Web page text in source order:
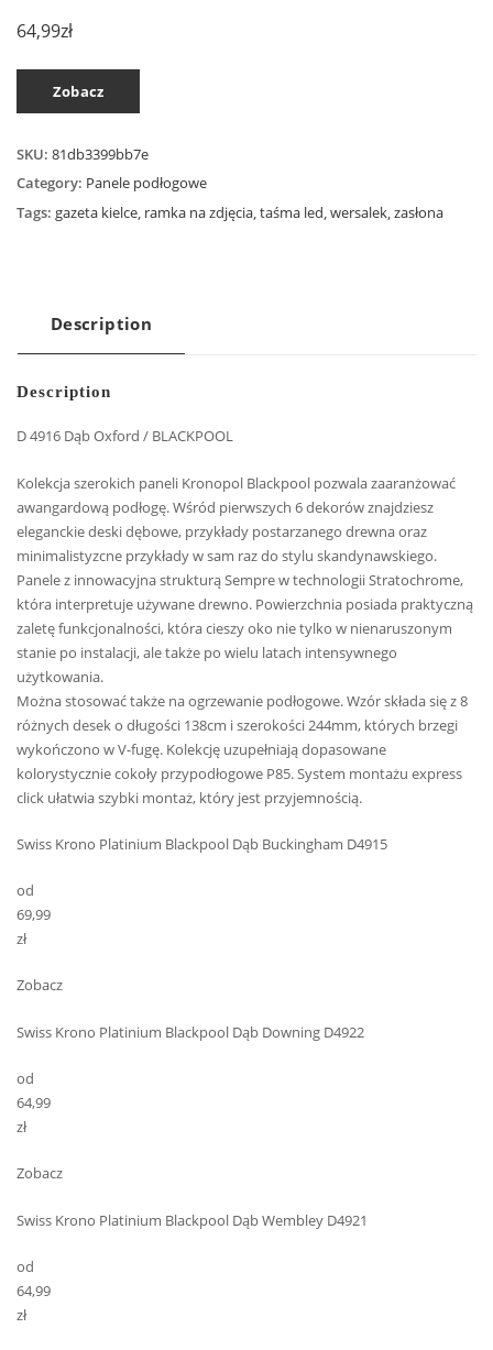
64,99zł
Zobacz
SKU: 81db3399bb7e
Category: Panele podłogowe
Tags: gazeta kielce ramka na zdjęcia taśma led wersalek zasłona
Description
Description
D 4916 Dąb Oxford / BLACKPOOL
Kolekcja szerokich paneli Kronopol Blackpool pozwala zaaranżować
awangardową podłogę. Wśród pierwszych 6 dekorów znajdziesz
eleganckie deski dębowe, przykłady postarzanego drewna oraz
minimalistyzcne przykłady w sam raz do stylu skandynawskiego.
Panele z innowacyjna strukturą Sempre w technologii Stratochrome,
która interpretuje używane drewno. Powierzchnia posiada praktyczną
zaletę funkcjonalności, która cieszy oko nie tylko w nienaruszonym
stanie po instalacji, ale także po wielu latach intensywnego
użytkowania.
Można stosować także na ogrzewanie podłogowe. Wzór składa się z 8
różnych desek o długości 138cm i szerokości 244mm, których brzegi
wykończono w V-fugę. Kolekcję uzupełniają dopasowane
kolorystycznie cokoły przypodłogowe P85. System montażu express
click ułatwia szybki montaż, który jest przyjemnością.
Swiss Krono Platinium Blackpool Dąb Buckingham D4915
od
69,99
zł
Zobacz
Swiss Krono Platinium Blackpool Dąb Downing D4922
od
64,99
zł
Zobacz
Swiss Krono Platinium Blackpool Dąb Wembley D4921
od
64,99
zł